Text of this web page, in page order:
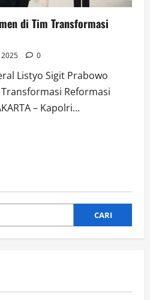
di Tim Transformasi
0
Listyo Sigit Prabowo
Reformasi
– Kapolri...
CARI